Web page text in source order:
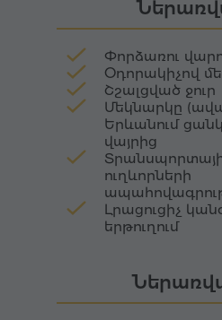
համն ու բնույթը՝
քաղցրահամ ջրերից
հարուստ հոսքեր,
ծառայել են բուժման և
վերականգնման
Փորձառու
Օդորակիչով
Շշալցված ջուր
Մեկնարկը
Երևանում
վայրից
ուղևորների
Լրացուցիչ
երթուղում